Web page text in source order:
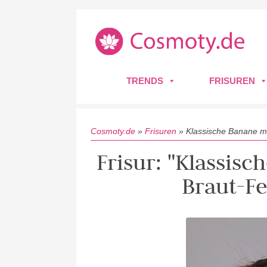
TRENDS FRISUREN
Cosmoty.de » Frisuren » Klassische Banane
Frisur:
Braut-